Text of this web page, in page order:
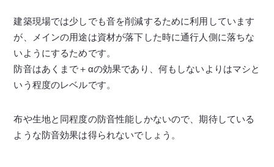
建築現場では少しでも音を削減するために利用しています
が、メインの用途は資材が落下した時に通行人側に落ちな
いようにするためです。
防音はあくまで＋αの効果であり、何もしないよりはマシと
いう程度のレベルです。
布や生地と同程度の防音性能しかないので、期待している
ような防音効果は得られないでしょう。